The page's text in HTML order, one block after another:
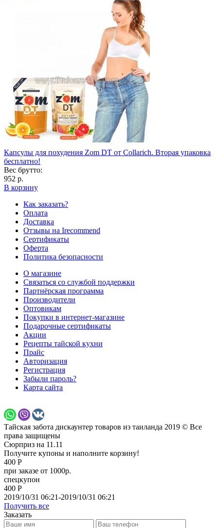
Капсулы для похудения Zom DT от Collarich. Вторая упаковка
бесплатно!
Вес брутто:
952 р.
В корзину
Как заказать?
Оплата
Доставка
Отзывы на Irecommend
Сертификаты
Оферта
Политика безопасности
О магазине
Связаться со службой поддержки
Партнёрская программа
Производители
Оптовикам
Покупки в интернет-магазине
Подарочные сертификаты
Акции
Рецепты тайской кухни
Прайс
Авторизация
Регистрация
Забыли пароль?
Карта сайта
Тайская забота дискаунтер товаров из таиланда 2019 © Все
права защищены
Сюрприз на 11.11
Получите купоны и наполните корзину!
400 Р
при заказе от 1000р.
спецкупон
400 Р
2019/10/31 06:21-2019/10/31 06:21
Получить все
Заказать